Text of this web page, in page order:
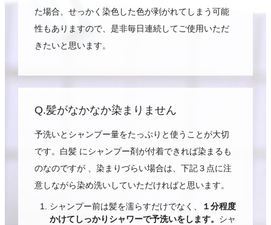
た場合、せっかく染色した色が剥がれてしまう可能
性もありますので、是非毎日連続してご使用いただ
きたいと思います。
Q.髪がなかなか染まりません
予洗いとシャンプー量をたっぷりと使うことが大切
です。白髪 にシャンプー剤が付着できれば染まるも
のなのですが 、染まりづらい場合は、下記３点に注
意しながら染め洗いしていただければと思います。
シャンプー前は髪を濡らすだけでなく、
１分程度
かけてしっかりシャワーで予洗いをします。 シャ